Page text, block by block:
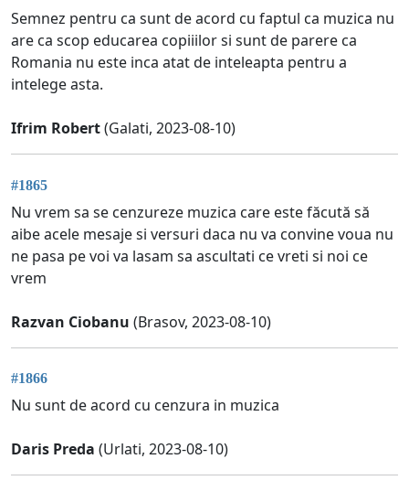
Semnez pentru ca sunt de acord cu faptul ca muzica nu
are ca scop educarea copiiilor si sunt de parere ca
Romania nu este inca atat de inteleapta pentru a
intelege asta.
Ifrim Robert(Galati, 2023-08-10)
#1865
Nu vrem sa se cenzureze muzica care este făcută să
aibe acele mesaje si versuri daca nu va convine voua nu
ne pasa pe voi va lasam sa ascultati ce vreti si noi ce
vrem
Razvan Ciobanu (Brasov, 2023-08-10)
#1866
Nu sunt de acord cu cenzura in muzica
Daris Preda (Urlati, 2023-08-10)